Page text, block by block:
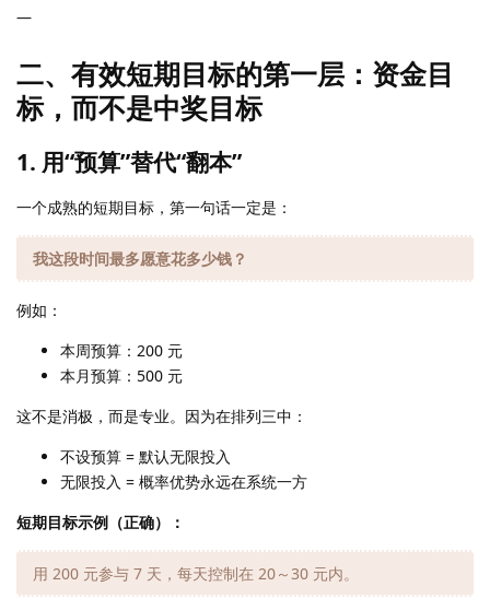
—
二、有效短期目标的第一层：资金目
标，而不是中奖目标
1. 用“预算”替代“翻本”
一个成熟的短期目标，第一句话一定是：
我这段时间最多愿意花多少钱？
例如：
本周预算：200 元
本月预算：500 元
这不是消极，而是专业。因为在排列三中：
不设预算 = 默认无限投入
无限投入 = 概率优势永远在系统一方
短期目标示例（正确）：
用 200 元参与 7 天，每天控制在 20～30 元内。